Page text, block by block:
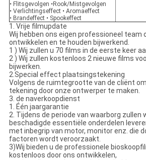
• Flitsgevolgen •Rook/Mistgevolgen
• Verlichtingseffect • Aromaeffect
• Brandeffect • Spookeffect
1. Vrije filmupdate
Wij hebben ons eigen professioneel team
ontwikkelen en te houden bijwerkend.
1 ) Wij zullen u 70 films in de eerste keer
2 ) Wij zullen kostenloos 2 nieuwe films
bijwerken.
2.Special effect plaatsingstekening
Volgens de ruimtegrootte van de cliënt
tekening door onze ontwerper te maken.
3. de naverkoopdienst
1. Één jaargarantie
2. Tijdens de periode van waarborg zullen
beschadigde essentiële onderdelen
met inbegrip van motor, monitor enz. die
factoren wordt veroorzaakt.
3)Wij bieden u de professionele
kostenloos door ons ontwikkelen,